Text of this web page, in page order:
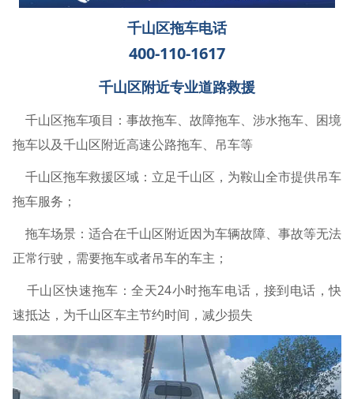
千山区拖车电话
400-110-1617
千山区附近专业道路救援
千山区拖车项目：事故拖车、故障拖车、涉水拖车、困境
拖车以及千山区附近高速公路拖车、吊车等
千山区拖车救援区域：立足千山区，为鞍山全市提供吊车
拖车服务；
拖车场景：适合在千山区附近因为车辆故障、事故等无法
正常行驶，需要拖车或者吊车的车主；
千山区快速拖车：全天24小时拖车电话，接到电话，快
速抵达，为千山区车主节约时间，减少损失